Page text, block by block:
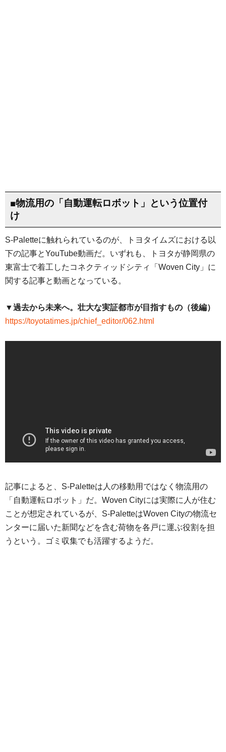
■物流用の「自動運転ロボット」という位置付
け
S-Paletteに触れられているのが、トヨタイムズにおける以
下の記事とYouTube動画だ。いずれも、トヨタが静岡県の
東富士で着工したコネクティッドシティ「Woven City」に
関する記事と動画となっている。
▼過去から未来へ。壮大な実証都市が目指すもの（後編）
https://toyotatimes.jp/chief_editor/062.html
記事によると、S-Paletteは人の移動用ではなく物流用の
「自動運転ロボット」だ。Woven Cityには実際に人が住む
ことが想定されているが、S-PaletteはWoven Cityの物流セ
ンターに届いた新聞などを含む荷物を各戸に運ぶ役割を担
うという。ゴミ収集でも活躍するようだ。